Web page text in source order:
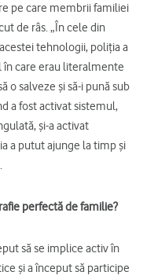
pe care membrii familiei
de râs. „În cele din
tehnologii, poliția a
care erau literalmente
o salveze și să-i pună sub
a fost activat sistemul,
și-a activat
a putut ajunge la timp și
perfectă de familie?
să se implice activ în
și a început să participe